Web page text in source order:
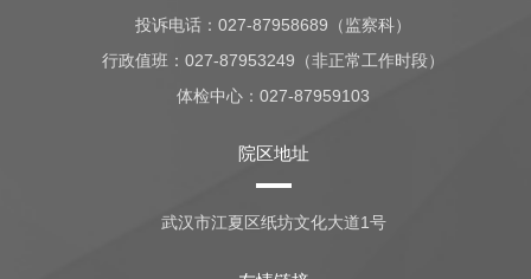
投诉电话：027-87958689（监察科）
行政值班：027-87953249（非正常工作时段）
体检中心：027-87959103
院区地址
武汉市江夏区纸坊文化大道1号